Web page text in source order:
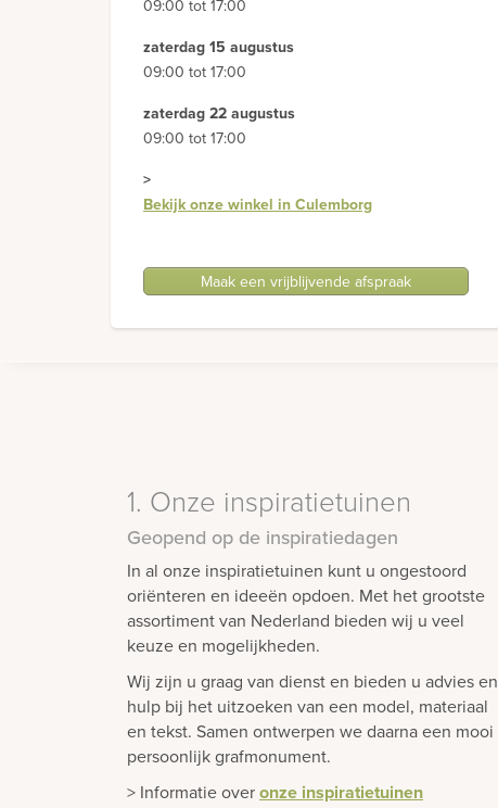
09:00 tot 17:00
zaterdag 15 augustus
09:00 tot 17:00
zaterdag 22 augustus
09:00 tot 17:00
>
Bekijk onze winkel in Culemborg
Maak een vrijblijvende afspraak
1. Onze inspiratietuinen
Geopend op de inspiratiedagen
In al onze inspiratietuinen kunt u ongestoord
oriënteren en ideeën opdoen. Met het grootste
assortiment van Nederland bieden wij u veel
keuze en mogelijkheden.
Wij zijn u graag van dienst en bieden u advies en
hulp bij het uitzoeken van een model, materiaal
en tekst. Samen ontwerpen we daarna een mooi
persoonlijk grafmonument.
> Informatie overonze inspiratietuinen